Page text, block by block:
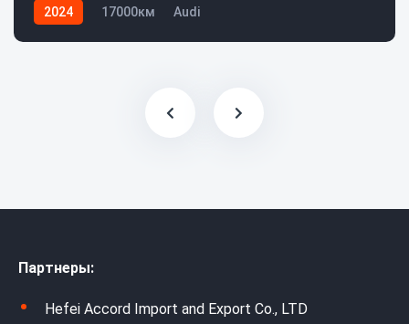
2024 17000км Audi
Партнеры:
Hefei Accord Import and Export Co., LTD